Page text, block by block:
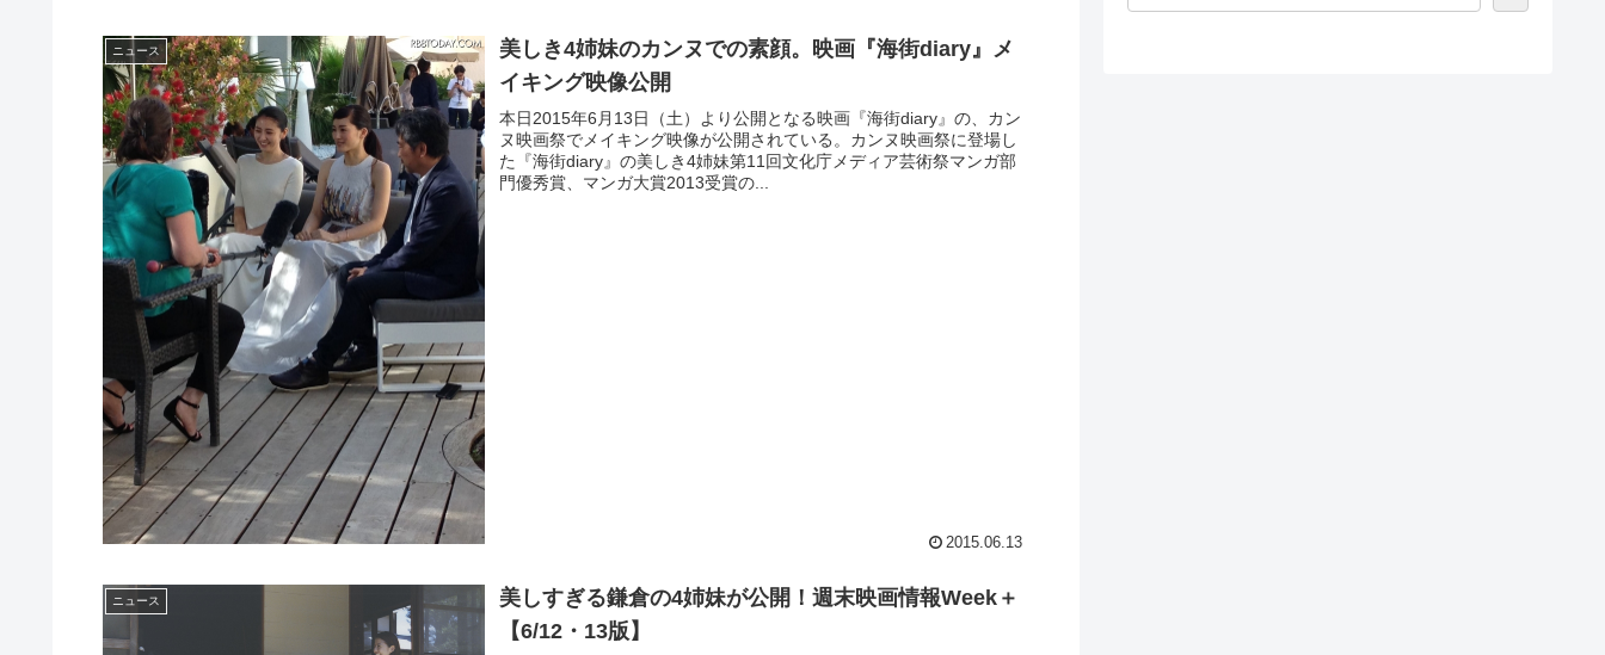
ニュース
美しき4姉妹のカンヌでの素顔。映画『海街diary』メ
イキング映像公開
本日2015年6月13日（土）より公開となる映画『海街diary』の、カン
ヌ映画祭でメイキング映像が公開されている。カンヌ映画祭に登場し
た『海街diary』の美しき4姉妹第11回文化庁メディア芸術祭マンガ部
門優秀賞、マンガ大賞2013受賞の...
2015.06.13
ニュース
美しすぎる鎌倉の4姉妹が公開！週末映画情報Week＋
【6/12・13版】